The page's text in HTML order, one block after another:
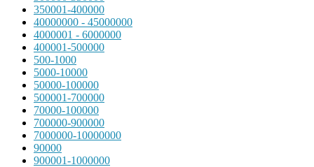
350001-400000
40000000 - 45000000
4000001 - 6000000
400001-500000
500-1000
5000-10000
50000-100000
500001-700000
70000-100000
700000-900000
7000000-10000000
90000
900001-1000000